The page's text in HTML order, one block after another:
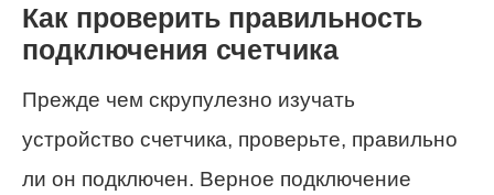
Как проверить правильность
подключения счетчика
Прежде чем скрупулезно изучать
устройство счетчика, проверьте, правильно
ли он подключен. Верное подключение